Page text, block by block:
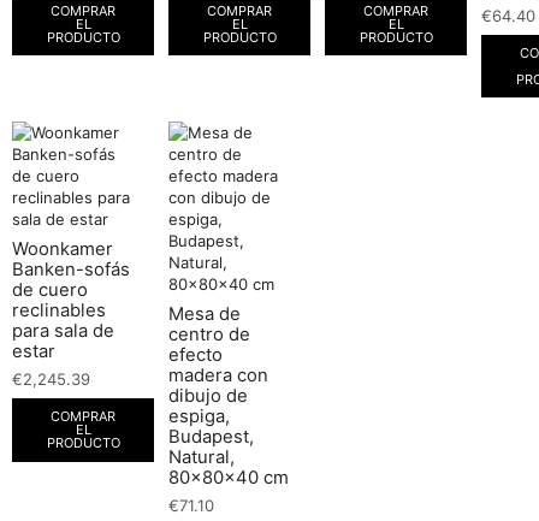
COMPRAR
EL
PRODUCTO
COMPRAR
EL
PRODUCTO
COMPRAR
EL
PRODUCTO
€64.40
Woonkamer
Banken-sofás
de cuero
reclinables
para sala de
estar
€2,245.39
COMPRAR
EL
PRODUCTO
Mesa de
centro de
efecto
madera con
dibujo de
espiga,
Budapest,
Natural,
80x80x40 cm
€71.10